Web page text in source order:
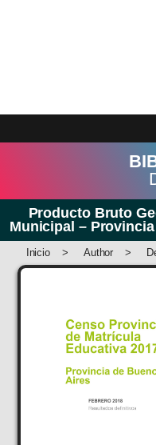
Producto Bruto
Municipal –
Inicio > Author >